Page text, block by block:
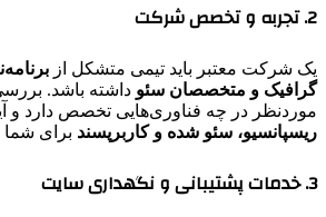
2. تجربه و تخصص شرکت
یک شرکت معتبر باید تیمی متشکل از
گرافیک و متخصصان سئو داشته باشد.
موردنظر در چه فناوری‌هایی تخصص دارد و
ریسپانسیو، سئو شده و کاربرپسند برای شما
3. خدمات پشتیبانی و نگهداری سایت